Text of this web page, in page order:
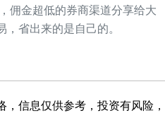
佣金超低的券商渠道分享给大
省出来的是自己的。
信息仅供参考，投资有风险，